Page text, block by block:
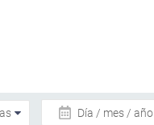
Día / mes / año